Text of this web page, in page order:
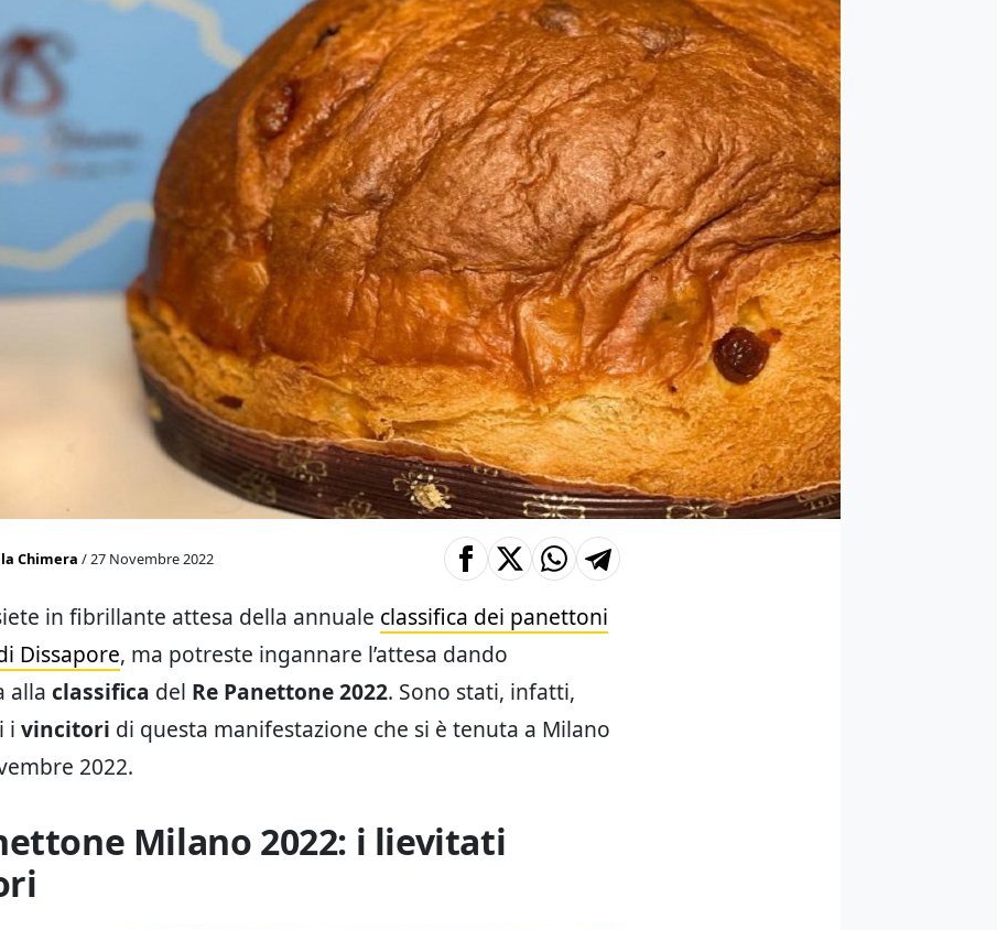
Chimera / 27 Novembre 2022
in fibrillante attesa della annuale classifica dei panettoni
Dissapore, ma potreste ingannare l’attesa dando
alla classifica del Re Panettone 2022. Sono stati, infatti,
i vincitori di questa manifestazione che si è tenuta a Milano
2022.
Milano 2022: i lievitati